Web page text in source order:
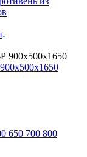
900х500х1650
650 700 800